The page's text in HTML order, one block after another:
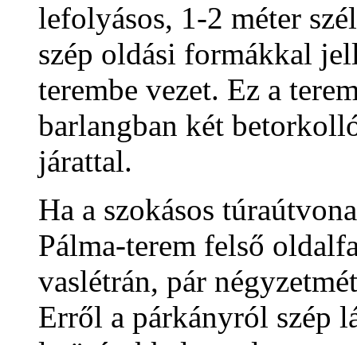
lefolyásos, 1-2 méter
szép oldási formákkal
terembe vezet. Ez a
barlangban két
járattal.
Ha a szokásos
Pálma-terem felső
vaslétrán, pár
Erről a párkányról szép